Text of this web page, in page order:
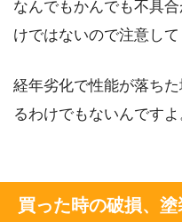
なんでもかんでも不具
けではないので注意して
経年劣化で性能が落ち
るわけでもないんですよ
買った時の破損、